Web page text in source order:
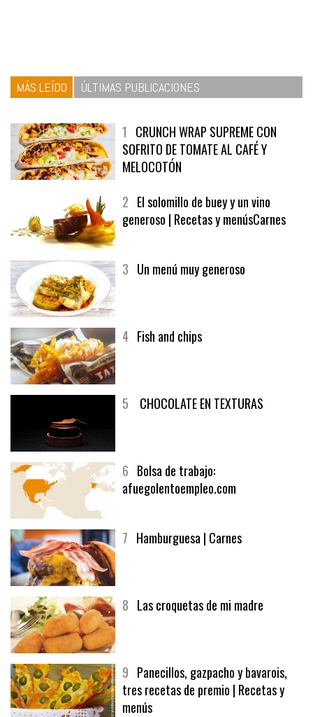
1CRUNCH WRAP SUPREME CON
SOFRITO DE TOMATE AL CAFÉ Y
MELOCOTÓN
2El solomillo de buey y un vino
6Bolsa de trabajo:
9Panecillos, gazpacho y bavarois,